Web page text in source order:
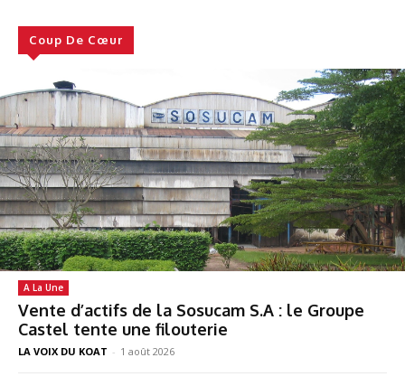
Coup De Cœur
A La Une
Vente d’actifs de la Sosucam S.A : le Groupe
Castel tente une filouterie
LA VOIX DU KOAT - 1 août 2026